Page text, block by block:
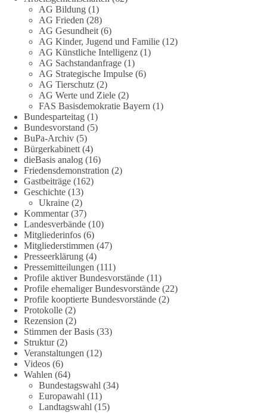
👉 Hier weiterlesen: https://diebasis-
partei.de/2026/07/grundrechte-der-natur-ein-angriff-auf-das-
grundgesetz/
🟩🟩🟦🟦🟥🟥🟧🟧
Es ging weniger um fertige Antworten als um eine Debatte
darüber, wie Freiheit, Verantwortung, Naturschutz und
Grundrechte in einer demokratischen Gesellschaft künftig
miteinander in Einklang gebracht werden können.
#dieBasis #natur #grundrechte
7 8
DieBasis
1 Tag zuvor
Jetzt dieBasis Sachsen-Anhalt unterstützen!
Die Landtagswahl 2026 in Sachsen-Anhalt findet am 6.
September statt. Die Inhalte stehen – jetzt müssen sie gesehen,
geteilt und diskutiert werden.
Folge unseren Kanälen:
Facebook:
https://www.facebook.com/groups/diebasissachsenanhalt/
Instragram:
https://www.instagram.com/die_basis_sachsen_anhalt/
Tiktok: https://www.tiktok.com/@diebasis_sachsenanhalt
AG Bildung (1)
AG Frieden (28)
AG Gesundheit (6)
AG Kinder, Jugend und Familie (12)
AG Künstliche Intelligenz (1)
AG Sachstandanfrage (1)
AG Strategische Impulse (6)
AG Tierschutz (2)
AG Werte und Ziele (2)
FAS Basisdemokratie Bayern (1)
Bundesparteitag (1)
Bundesvorstand (5)
BuPa-Archiv (5)
Bürgerkabinett (4)
dieBasis analog (16)
Friedensdemonstration (2)
Gastbeiträge (162)
Geschichte (13)
Ukraine (2)
Kommentar(37)
Landesverbände (10)
Mitgliederinfos (6)
Mitgliederstimmen (47)
Presseerklärung (4)
Pressemitteilungen (111)
Profile aktiver Bundesvorstände (11)
Profile ehemaliger Bundesvorstände (22)
Profile kooptierte Bundesvorstände (2)
Protokolle (2)
Rezension (2)
Stimmen der Basis (33)
Struktur(2)
Veranstaltungen (12)
Videos (6)
Wahlen (64)
Bundestagswahl (34)
Europawahl (11)
Landtagswahl (15)